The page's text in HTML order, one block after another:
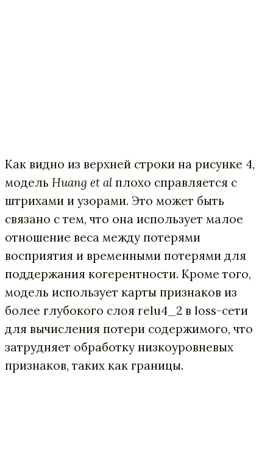
Как видно из верхней строки на рисунке 4,
модель Huang et al плохо справляется с
штрихами и узорами. Это может быть
связано с тем, что она использует малое
отношение веса между потерями
восприятия и временными потерями для
поддержания когерентности. Кроме того,
модель использует карты признаков из
более глубокого слоя relu4_2 в loss-сети
для вычисления потери содержимого, что
затрудняет обработку низкоуровневых
признаков, таких как границы.